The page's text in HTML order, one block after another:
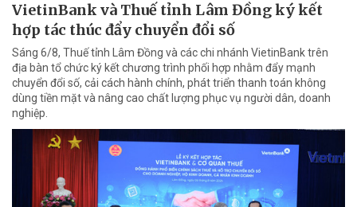
VietinBank và Thuế tỉnh Lâm Đồng ký kết
hợp tác thúc đẩy chuyển đổi số
Sáng 6/8, Thuế tỉnh Lâm Đồng và các chi nhánh VietinBank trên
địa bàn tổ chức ký kết chương trình phối hợp nhằm đẩy mạnh
chuyển đổi số, cải cách hành chính, phát triển thanh toán không
dùng tiền mặt và nâng cao chất lượng phục vụ người dân, doanh
nghiệp.